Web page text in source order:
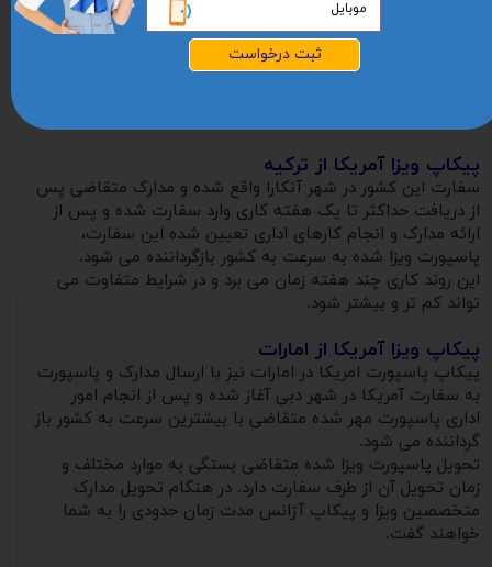
پیکاپ ویزا آمریکا از ترکیه
سفارت این کشور در شهر آنکارا واقع شده و مدارک متقاضی پس
از دریافت حداکثر تا یک هفته کاری وارد سفارت شده و پس از
ارائه مدارک و انجام کارهای اداری تعیین شده این سفارت،
پاسپورت ویزا شده به سرعت به کشور بازگرداننده می شود.
این روند کاری چند هفته زمان می برد و در شرایط متفاوت می
تواند کم تر و بیشتر شود.
پیکاپ ویزا آمریکا از امارات
پیکاپ پاسپورت امریکا در امارات نیز با ارسال مدارک و پاسپورت
به سفارت آمریکا در شهر دبی آغاز شده و پس از انجام امور
اداری پاسپورت مهر شده متقاضی با بیشترین سرعت به کشور باز
گرداننده می شود.
تحویل پاسپورت ویزا شده متقاضی بستگی به موارد مختلف و
زمان تحویل آن از طرف سفارت دارد. در هنگام تحویل مدارک
متخصصین ویزا و پیکاپ آژانس مدت زمان حدودی را به شما
خواهند گفت.
ثبت درخواست